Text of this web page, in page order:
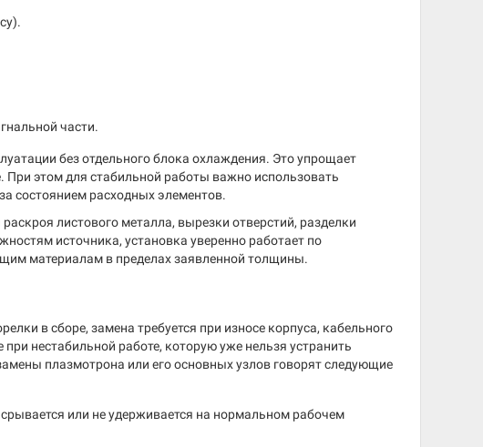
части.
без отдельного блока охлаждения. Это упрощает
При этом для стабильной работы важно использовать
состоянием расходных элементов.
листового металла, вырезки отверстий, разделки
источника, установка уверенно работает по
материалам в пределах заявленной толщины.
в сборе, замена требуется при износе корпуса, кабельного
нестабильной работе, которую уже нельзя устранить
плазмотрона или его основных узлов говорят следующие
срывается или не удерживается на нормальном рабочем